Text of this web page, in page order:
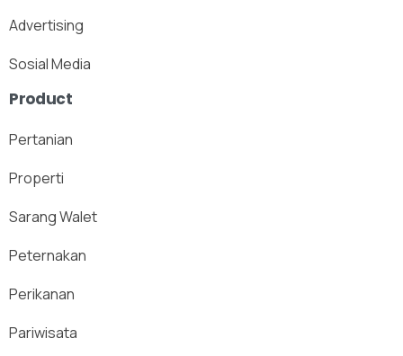
Advertising
Sosial Media
Product
Pertanian
Properti
Sarang Walet
Peternakan
Perikanan
Pariwisata